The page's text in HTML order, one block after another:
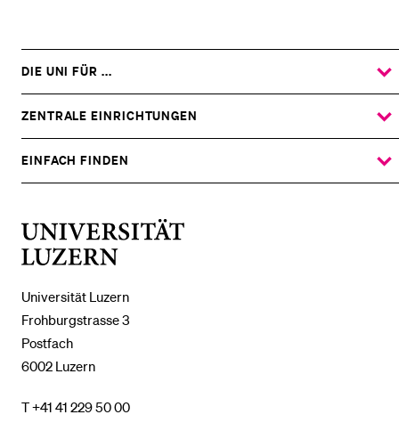
Universität Luzern
Frohburgstrasse 3
Postfach
6002 Luzern
T +41 41 229 50 00
DIE UNI FÜR ...
ZEIGE
DAS
UNTERMENÜ
ZENTRALE EINRICHTUNGEN
ZEIGE
DAS
UNTERMENÜ
EINFACH FINDEN
ZEIGE
DAS